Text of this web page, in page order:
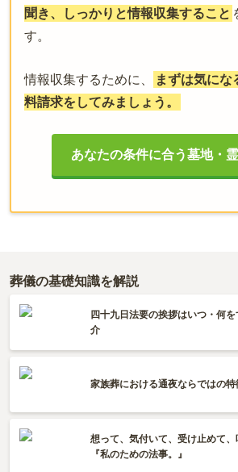
聞き、しっかりと情報収集すること
す。
情報収集するために、
まずは気にな
料請求をしてみましょう。
あなたの条件に合う墓地・
葬儀の基礎知識を解説
四十九日法要の挨拶はいつ・何
介
家族葬における通夜ならではの
想って、気付いて、受け止めて
『私のための法事。』